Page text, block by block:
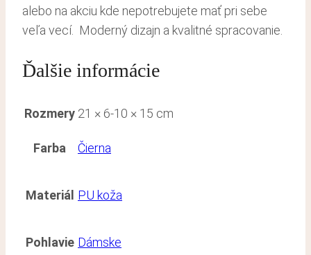
alebo na akciu kde nepotrebujete mať pri sebe
veľa vecí. Moderný dizajn a kvalitné spracovanie.
Ďalšie informácie
Rozmery 21 × 6-10 × 15 cm
Farba Čierna
Materiál PU koža
Pohlavie Dámske